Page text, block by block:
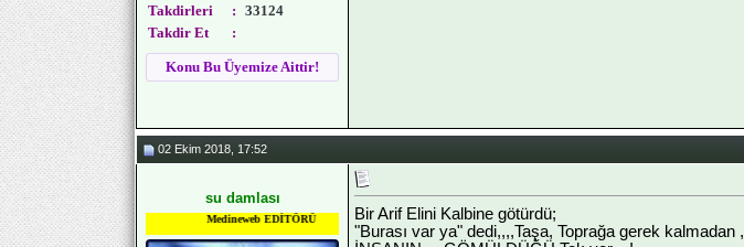
Takdirleri
: 33124
Takdir Et
:
Konu Bu Üyemize Aittir!
02 Ekim 2018, 17:52
su damlası
Medineweb EDİTÖRÜ
Bir Arif Elini Kalbine götürdü;
"Burası var ya" dedi,,,,Taşa, Toprağa gerek kalmadan ,